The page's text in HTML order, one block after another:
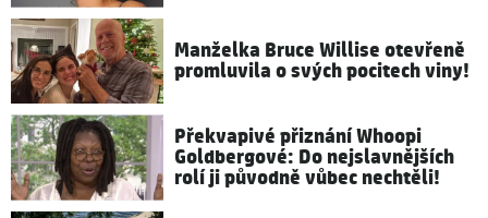
Manželka Bruce Willise otevřeně
promluvila o svých pocitech viny!
Překvapivé přiznání Whoopi
Goldbergové: Do nejslavnějších
rolí ji původně vůbec nechtěli!